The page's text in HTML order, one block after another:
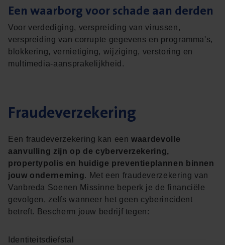
Een waar­borg voor scha­de aan derden
Voor verdediging, verspreiding van virussen,
verspreiding van corrupte gegevens en programma's,
blokkering, vernietiging, wijziging, verstoring en
multimedia-aansprakelijkheid.
Fraudeverzekering
Een fraudeverzekering kan eenwaardevolle
aanvulling zijn op de cyberverzekering,
propertypolis en huidige preventieplannen binnen
jouw onderneming. Met een fraudeverzekering van
Vanbreda Soenen Missinne beperk je de financiële
gevolgen, zelfs wanneer het geen cyberincident
betreft. Bescherm jouw bedrijf tegen:
Identiteitsdiefstal